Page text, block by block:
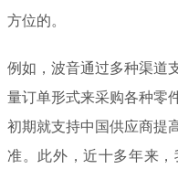
方位的。
例如，波音通过多种渠道
量订单形式来采购各种零
初期就支持中国供应商提
准。此外，近十多年来